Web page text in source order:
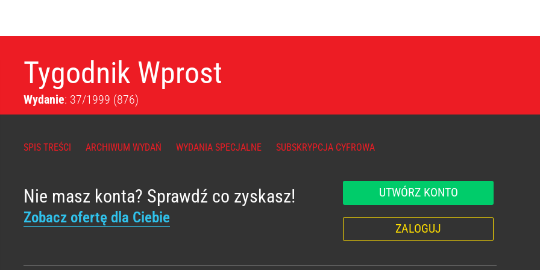
Tygodnik Wprost
Wydanie: 37/1999 (876)
SPIS TREŚCI ARCHIWUM WYDAŃ WYDANIA SPECJALNE SUBSKRYPCJA CYFROWA
Nie masz konta? Sprawdź co zyskasz!
Zobacz ofertę dla Ciebie
UTWÓRZ KONTO
ZALOGUJ